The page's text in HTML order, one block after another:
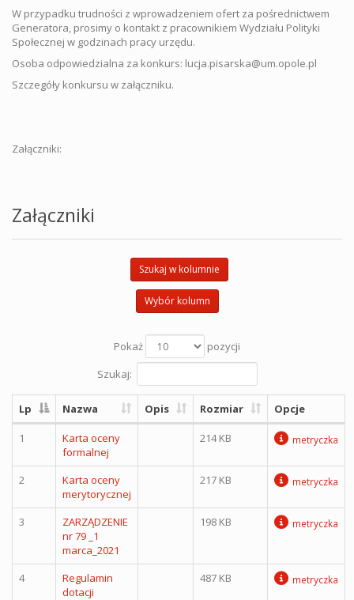
W przypadku trudności z wprowadzeniem ofert za pośrednictwem
Generatora, prosimy o kontakt z pracownikiem Wydziału Polityki
Społecznej w godzinach pracy urzędu.
Osoba odpowiedzialna za konkurs: lucja.pisarska@um.opole.pl
Szczegóły konkursu w załączniku.
Załączniki:
Załączniki
Szukaj w kolumnie
Wybór kolumn
Pokaż
pozycji
Szukaj:
Lp Nazwa Opis Rozmiar Opcje
1
Karta oceny
formalnej
214 KB metryczka
2
Karta oceny
merytorycznej
217 KB metryczka
3
ZARZĄDZENIE
nr 79 _1
marca_2021
198 KB metryczka
4
Regulamin
dotacji
487 KB metryczka